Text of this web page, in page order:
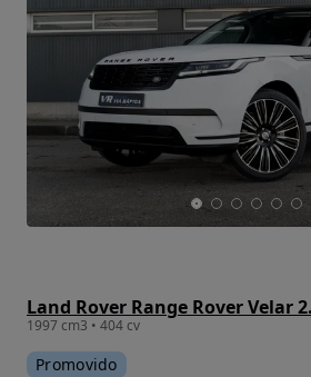
1997 cm3 • 404 cv
Promovido